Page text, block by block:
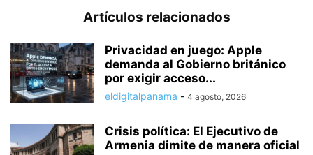
Artículos relacionados
Privacidad en juego: Apple
demanda al Gobierno británico
por exigir acceso...
eldigitalpanama - 4 agosto, 2026
Crisis política: El Ejecutivo de
Armenia dimite de manera oficial